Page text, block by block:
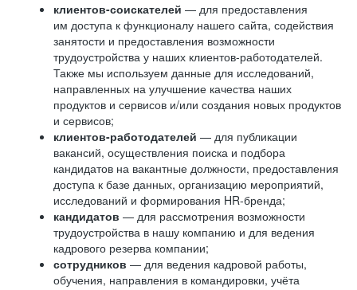
клиентов-соискателей — для предоставления
им доступа к функционалу нашего сайта, содействия
занятости и предоставления возможности
трудоустройства у наших клиентов-работодателей.
Также мы используем данные для исследований,
направленных на улучшение качества наших
продуктов и сервисов и/или создания новых продуктов
и сервисов;
клиентов-работодателей — для публикации
вакансий, осуществления поиска и подбора
кандидатов на вакантные должности, предоставления
доступа к базе данных, организацию мероприятий,
исследований и формирования HR-бренда;
кандидатов — для рассмотрения возможности
трудоустройства в нашу компанию и для ведения
кадрового резерва компании;
сотрудников — для ведения кадровой работы,
обучения, направления в командировки, учёта